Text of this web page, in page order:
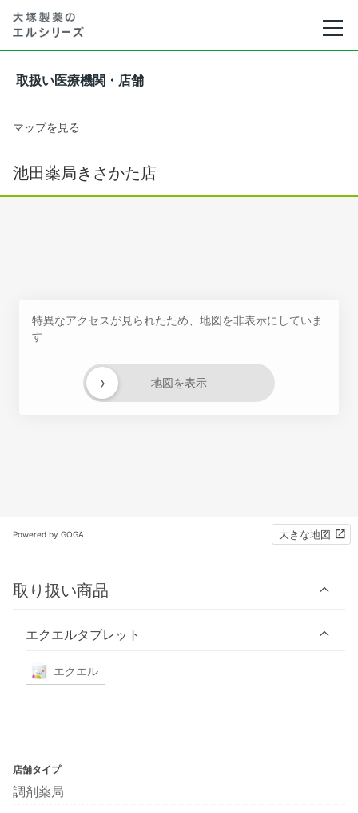
取扱い医療機関・店舗
マップを見る
池田薬局きさかた店
特異なアクセスが見られたため、地図を非表示にしていま
す
地図を表示
›
Powered by GOGA 大きな地図
取り扱い商品
エクエルタブレット
エクエル
店舗タイプ
調剤薬局